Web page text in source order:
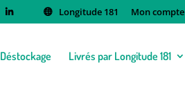
Longitude 181 Mon compte
Déstockage Livrés par Longitude 181